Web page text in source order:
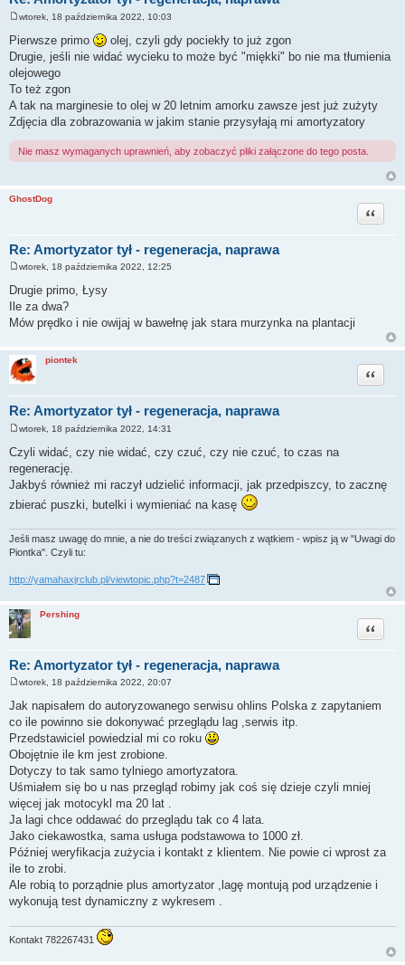
s
t
wtorek, 18 października 2022, 10:03
Pierwsze primo
olej, czyli gdy pociekły to już zgon
Drugie, jeśli nie widać wycieku to może być "miękki" bo nie ma tłumienia
olejowego
To też zgon
A tak na marginesie to olej w 20 letnim amorku zawsze jest już zużyty
Zdjęcia dla zobrazowania w jakim stanie przysyłają mi amortyzatory
Nie masz wymaganych uprawnień, aby zobaczyć pliki załączone do tego posta.
GhostDog
Re: Amortyzator tył - regeneracja, naprawa
Cytuj
o
s
t
wtorek, 18 października 2022, 12:25
Drugie primo, Łysy
Ile za dwa?
Mów prędko i nie owijaj w bawełnę jak stara murzynka na plantacji
piontek
Re: Amortyzator tył - regeneracja, naprawa
Cytuj
s
t
wtorek, 18 października 2022, 14:31
Czyli widać, czy nie widać, czy czuć, czy nie czuć, to czas na
regenerację.
Jakbyś również mi raczył udzielić informacji, jak przedpiszcy, to zacznę
zbierać puszki, butelki i wymieniać na kasę
Jeśli masz uwagę do mnie, a nie do treści związanych z wątkiem - wpisz ją w "Uwagi do
Piontka". Czyli tu:
http://yamahaxjrclub.pl/viewtopic.php?t=2487
Pershing
Re: Amortyzator tył - regeneracja, naprawa
Cytuj
o
s
t
wtorek, 18 października 2022, 20:07
Jak napisałem do autoryzowanego serwisu ohlins Polska z zapytaniem
co ile powinno sie dokonywać przeglądu lag ,serwis itp.
Przedstawiciel powiedzial mi co roku
Obojętnie ile km jest zrobione.
Dotyczy to tak samo tylniego amortyzatora.
Uśmiałem się bo u nas przegląd robimy jak coś się dzieje czyli mniej
więcej jak motocykl ma 20 lat .
Ja lagi chce oddawać do przeglądu tak co 4 lata.
Jako ciekawostka, sama usługa podstawowa to 1000 zł.
Później weryfikacja zużycia i kontakt z klientem. Nie powie ci wprost za
ile to zrobi.
Ale robią to porządnie plus amortyzator ,lagę montują pod urządzenie i
wykonują test dynamiczny z wykresem .
Kontakt 782267431